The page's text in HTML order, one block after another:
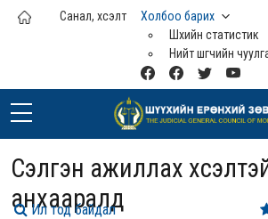
Үндсэн агуулга руу шилжих
Санал, хүсэлт
Холбоо барих
Шүүхийн статистик
Нийт шүүгчийн
Сэлгэн ажиллах
анхааралд
Ил тод байдал